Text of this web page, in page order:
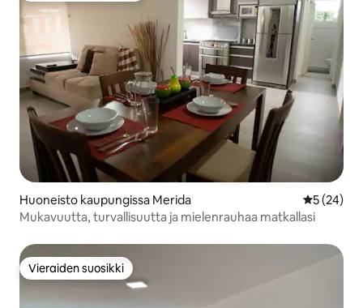
Huoneisto kaupungissa Merida
5 (24)
Mukavuutta, turvallisuutta ja mielenrauhaa matkallasi
Vieraiden suosikki
Vieraiden suosikki